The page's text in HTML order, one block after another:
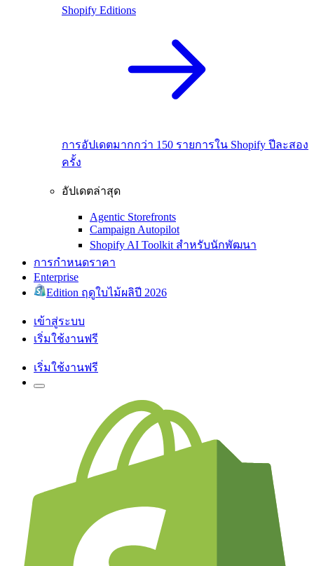
Shopify Editions
การอัปเดตมากกว่า 150 รายการใน Shopify ปีละสอง
ครั้ง
อัปเดตล่าสุด
Agentic Storefronts
Campaign Autopilot
Shopify AI Toolkit สำหรับนักพัฒนา
การกำหนดราคา
Enterprise
Edition ฤดูใบไม้ผลิปี 2026
เข้าสู่ระบบ
เริ่มใช้งานฟรี
เริ่มใช้งานฟรี